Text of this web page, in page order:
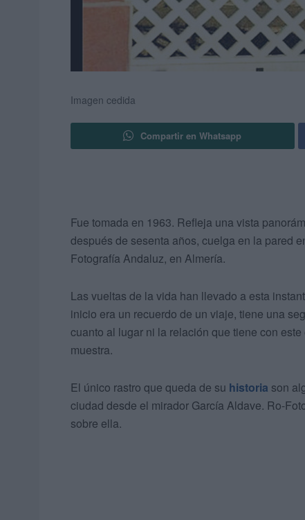
Imagen cedida
Compartir en Whatsapp
Fue tomada en 1963. Refleja una vista
después de sesenta años, cuelga en la pared
Fotografía Andaluz, en Almería.
Las vueltas de la vida han llevado a esta
inicio era un recuerdo de un viaje, tiene una
cuanto al lugar ni la relación que tiene con
muestra.
El único rastro que queda de su historia son
ciudad desde el mirador García Aldave. Ro-
sobre ella.